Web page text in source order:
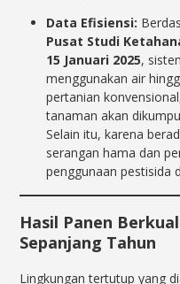
Data Efisiensi:
Pusat Studi
15 Januari 2025,
menggunakan air
pertanian
tanaman akan
Selain itu, karena
serangan hama dan
penggunaan pestisida
Hasil Panen
Sepanjang Tahun
Lingkungan tertutup yang